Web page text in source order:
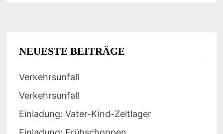
NEUESTE BEITRÄGE
Verkehrsunfall
Verkehrsunfall
Einladung: Vater-Kind-Zeltlager